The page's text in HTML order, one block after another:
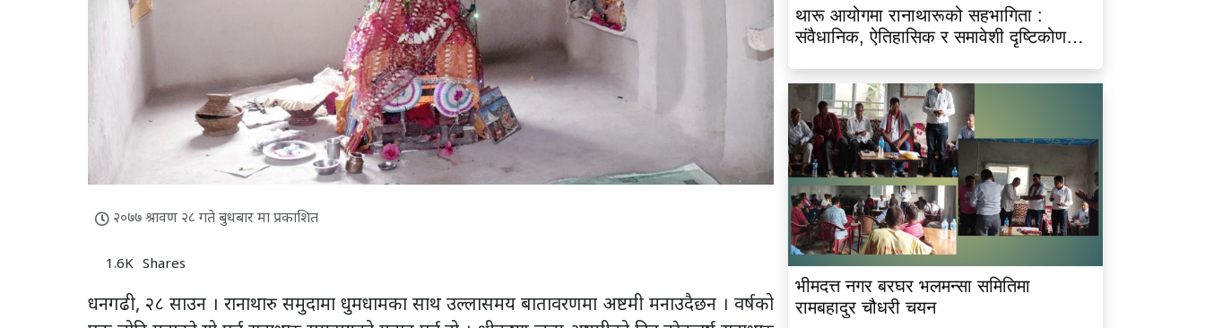
२०७७ श्रावण २८ गते बुधबार मा प्रकाशित
1.6K Shares
धनगढी, २८ साउन । रानाथारु समुदामा धुमधामका साथ उल्लासमय बातावरणमा अष्टमी मनाउदैछन । वर्षको
थारू आयोगमा रानाथारूको सहभागिता :
संवैधानिक, ऐतिहासिक र समावेशी दृष्टिकोणबाट
भीमदत्त नगर बरघर भलमन्सा समितिमा
रामबहादुर चौधरी चयन